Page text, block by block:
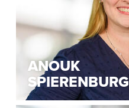
ANOUK
SPIERENBURG